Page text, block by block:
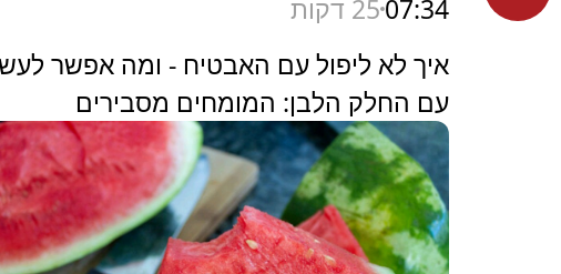
07:3425 דקות
איך לא ליפול עם האבטיח - ומה אפשר
עם החלק הלבן: המומחים מסבירים